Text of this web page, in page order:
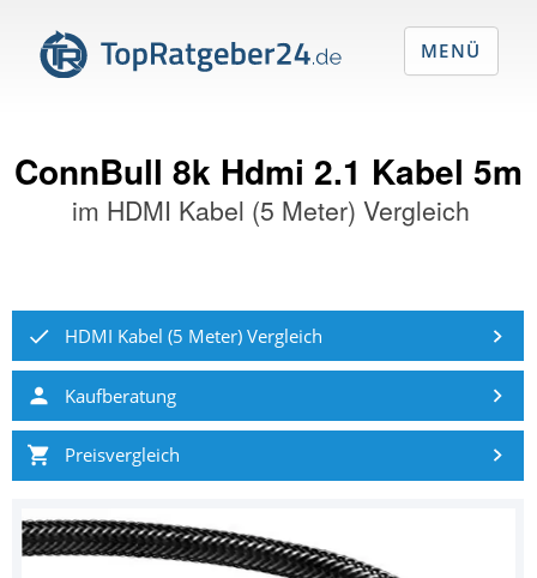
ConnBull 8k Hdmi 2.1 Kabel 5m
im HDMI Kabel (5 Meter) Vergleich
HDMI Kabel (5 Meter) Vergleich
Kaufberatung
Preisvergleich
MENÜ